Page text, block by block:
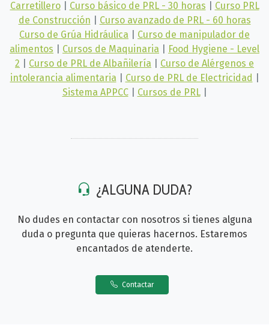
Carretillero
Curso básico de PRL - 30 horas
Curso PRL
de Construcción
Curso avanzado de PRL - 60 horas
Curso de Grúa Hidráulica
Curso de manipulador de
alimentos
Cursos de Maquinaria
Food Hygiene - Level
2
Curso de PRL de Albañilería
Curso de Alérgenos e
intolerancia alimentaria
Curso de PRL de Electricidad
Sistema APPCC
Cursos de PRL
¿ALGUNA DUDA?
No dudes en contactar con nosotros si tienes alguna
duda o pregunta que quieras hacernos. Estaremos
encantados de atenderte.
Contactar